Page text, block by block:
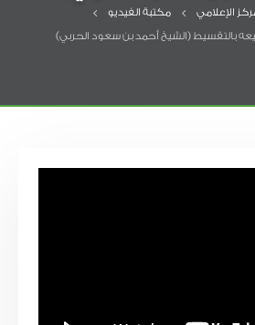
الإعلامي
مكتبة الفيديو
بالتقسيط (الشيخ أحمد بن سعود الحربي)